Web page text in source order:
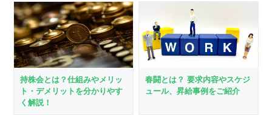
持株会とは？仕組みやメリッ
ト・デメリットを分かりやす
く解説！
春闘とは？ 要求内容やスケジ
ュール、昇給事例をご紹介